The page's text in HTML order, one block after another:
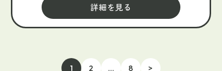
詳細を見る
1 2 … 8 >